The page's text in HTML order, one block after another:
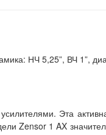
НЧ 5,25”, ВЧ 1”,
Эта
Zensor 1 AX